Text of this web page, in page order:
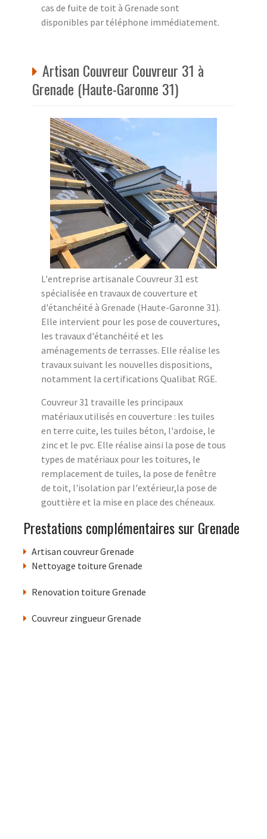
cas de fuite de toit à Grenade sont
disponibles par téléphone immédiatement.
Artisan Couvreur Couvreur 31 à
Grenade (Haute-Garonne 31)
L'entreprise artisanale Couvreur 31 est
spécialisée en travaux de couverture et
d'étanchéité à Grenade (Haute-Garonne 31).
Elle intervient pour les pose de couvertures,
les travaux d'étanchéité et les
aménagements de terrasses. Elle réalise les
travaux suivant les nouvelles dispositions,
notamment la certifications Qualibat RGE.
Couvreur 31 travaille les principaux
matériaux utilisés en couverture : les tuiles
en terre cuite, les tuiles béton, l'ardoise, le
zinc et le pvc. Elle réalise ainsi la pose de tous
types de matériaux pour les toitures, le
remplacement de tuiles, la pose de fenêtre
de toit, l'isolation par l'extérieur,la pose de
gouttière et la mise en place des chéneaux.
Prestations complémentaires sur Grenade
Artisan couvreur Grenade
Nettoyage toiture Grenade
Renovation toiture Grenade
Couvreur zingueur Grenade